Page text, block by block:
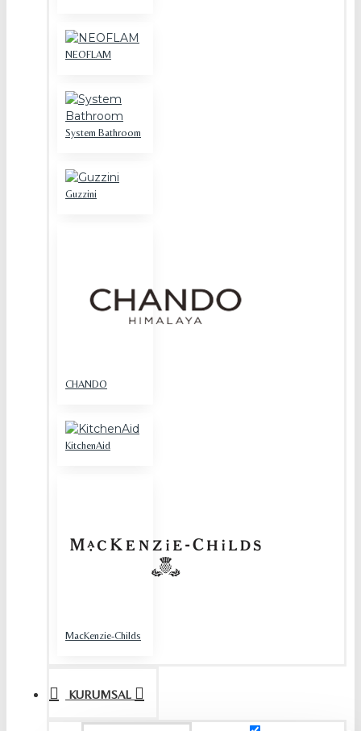
NEOFLAM
System Bathroom
Guzzini
CHANDO
KitchenAid
MacKenzie-Childs
KURUMSAL